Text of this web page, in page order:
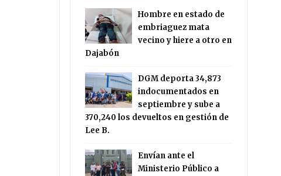
Hombre en estado de
embriaguez mata
vecino y hiere a otro en
Dajabón
DGM deporta 34,873
indocumentados en
septiembre y sube a
370,240 los devueltos en gestión de
Lee B.
Envían ante el
Ministerio Público a